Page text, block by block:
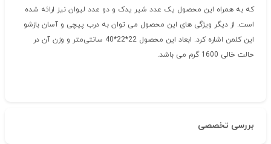
که به همراه این محصول یک عدد شیر یدک و دو عدد لیوان نیز ارائه شده
است. از دیگر ویژگی های این محصول می توان به درب پیچی و آسان بازشو
این کلمن اشاره کرد. ابعاد این محصول 22*22*40 سانتی‌متر و وزن آن در
حالت خالی 1600 گرم می باشد.
بررسی تخصصی